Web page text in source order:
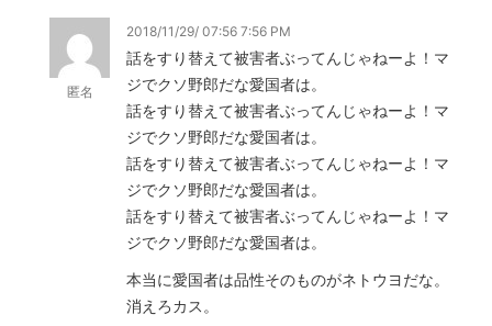
匿名
2018/11/29/ 07:56 7:56 PM
話をすり替えて被害者ぶってんじゃねーよ！マ
ジでクソ野郎だな愛国者は。
話をすり替えて被害者ぶってんじゃねーよ！マ
ジでクソ野郎だな愛国者は。
話をすり替えて被害者ぶってんじゃねーよ！マ
ジでクソ野郎だな愛国者は。
話をすり替えて被害者ぶってんじゃねーよ！マ
ジでクソ野郎だな愛国者は。
本当に愛国者は品性そのものがネトウヨだな。
消えろカス。